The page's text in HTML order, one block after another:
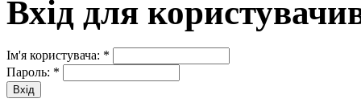
Вхід для
Ім'я користувача: *
Пароль: *